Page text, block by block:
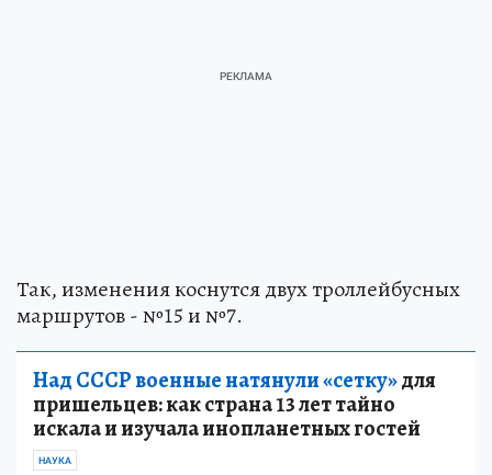
Так, изменения коснутся двух троллейбусных
маршрутов - №15 и №7.
Над СССР военные натянули «сетку»для
пришельцев: как страна 13 лет тайно
искала и изучала инопланетных гостей
НАУКА